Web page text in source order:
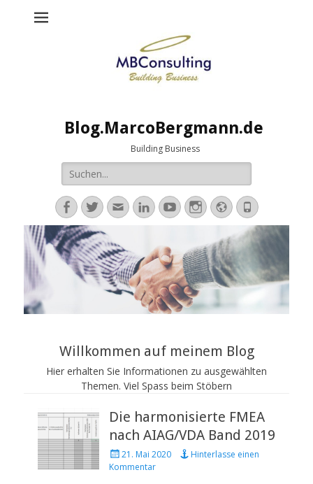
Blog.MarcoBergmann.de
Building Business
Suche
nach:
Facebook
Twitter
E-
Mail
LinkedInYouTubeInstagram
WebsiteTelefon
Willkommen auf meinem Blog
Hier erhalten Sie Informationen zu ausgewählten
Themen. Viel Spass beim Stöbern
Die harmonisierte FMEA
nach AIAG/VDA Band 2019
P
o
21. Mai 2020
Hinterlasse einen
Kommentar